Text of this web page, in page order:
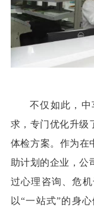
不仅如此，
求，专门优化升级
体检方案。作为在
助计划的企业，公
过心理咨询、危
以“一站式”的身